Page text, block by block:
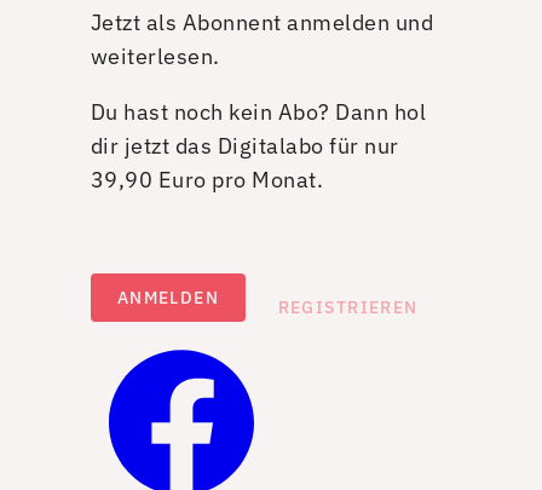
Jetzt als Abonnent anmelden und
weiterlesen.
Du hast noch kein Abo? Dann hol
dir jetzt das Digitalabo für nur
39,90 Euro pro Monat.
ANMELDEN REGISTRIEREN